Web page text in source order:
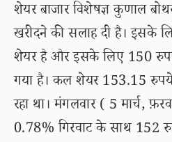
शेयर बाजार विशेषज्ञ कुणाल
खरीदने की सलाह दी है। इसके
शेयर है और इसके लिए 150
गया है। कल शेयर 153.15
रहा था। मंगलवार ( 5 मार्च,
0.78% गिरवाट के साथ 152